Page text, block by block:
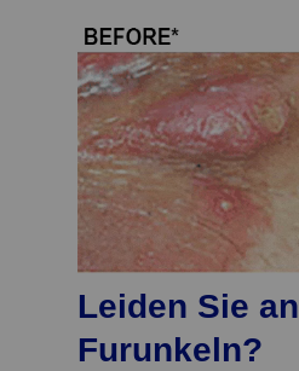
Leiden Sie an
Furunkeln?